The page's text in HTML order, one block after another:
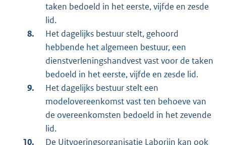
taken bedoeld in het eerste, vijfde en zesde
lid.
Het dagelijks bestuur stelt, gehoord
hebbende het algemeen bestuur, een
dienstverleningshandvest vast voor de taken
bedoeld in het eerste, vijfde en zesde lid.
Het dagelijks bestuur stelt een
modelovereenkomst vast ten behoeve van
de overeenkomsten bedoeld in het zevende
lid.
De Uitvoeringsorganisatie Laborijn kan ook